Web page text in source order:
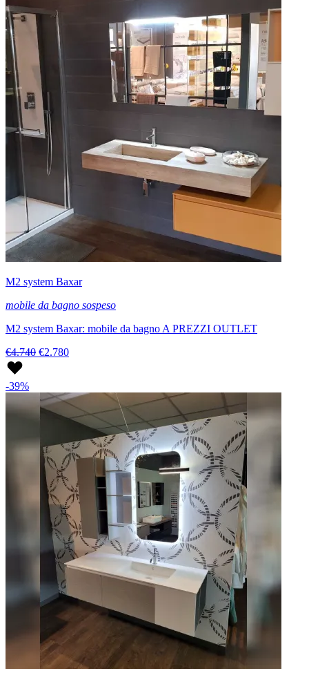
M2 system Baxar
mobile da bagno sospeso
M2 system Baxar: mobile da bagno A PREZZI OUTLET
€4.740 €2.780
-39%